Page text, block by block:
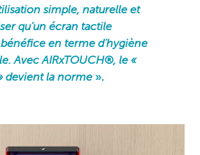
simple, naturelle et
qu’un écran tactile
en terme d’hygiène
Avec AIRxTOUCH®, le «
devient la norme ».